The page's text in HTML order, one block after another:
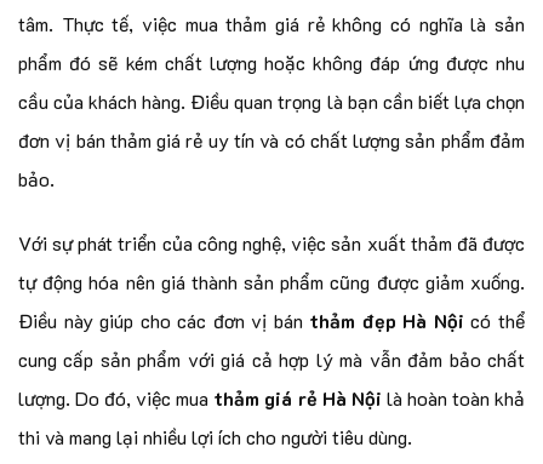
tâm. Thực tế, việc mua thảm giá rẻ không có nghĩa là sản
phẩm đó sẽ kém chất lượng hoặc không đáp ứng được nhu
cầu của khách hàng. Điều quan trọng là bạn cần biết lựa chọn
đơn vị bán thảm giá rẻ uy tín và có chất lượng sản phẩm đảm
bảo.
Với sự phát triển của công nghệ, việc sản xuất thảm đã được
tự động hóa nên giá thành sản phẩm cũng được giảm xuống.
Điều này giúp cho các đơn vị bán thảm đẹp Hà Nộicó thể
cung cấp sản phẩm với giá cả hợp lý mà vẫn đảm bảo chất
lượng. Do đó, việc mua thảm giá rẻ Hà Nội là hoàn toàn khả
thi và mang lại nhiều lợi ích cho người tiêu dùng.